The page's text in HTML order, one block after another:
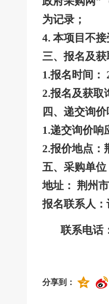
为记录；
4. 本项目不
三、报名及
1.报名时间：
2.报名及获取
四、递交询
1.递交询价响
2.报价地点：
五、采购单
地址： 荆州
报名联系人：
联系电话
分享到：